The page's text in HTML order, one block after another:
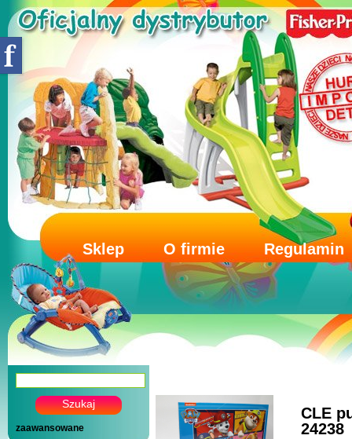
Sklep O firmie Regulamin
zaawansowane
CLE
24238